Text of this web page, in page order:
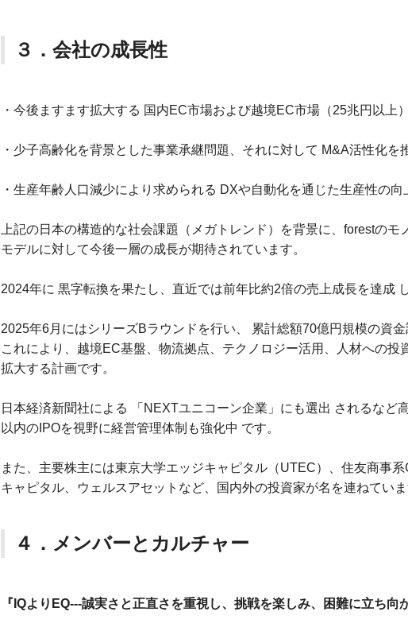
３．会社の成長性
・今後ますます拡大する 国内EC市場および越境EC市場（25兆円以上）
・少子高齢化を背景とした事業承継問題、それに対して M&A活性化を
・生産年齢人口減少により求められる DXや自動化を通じた生産性の向
上記の日本の構造的な社会課題（メガトレンド）を背景に、forestの
モデルに対して今後一層の成長が期待されています。
2024年に 黒字転換を果たし、直近では前年比約2倍の売上成長を達成
2025年6月にはシリーズBラウンドを行い、 累計総額70億円規模の資金
これにより、越境EC基盤、物流拠点、テクノロジー活用、人材への
拡大する計画です。
日本経済新聞社による 「NEXTユニコーン企業」にも選出 されるなど
以内のIPOを視野に経営管理体制も強化中 です。
また、主要株主には東京大学エッジキャピタル（UTEC）、住友商事
キャピタル、ウェルスアセットなど、国内外の投資家が名を連ねていま
４．メンバーとカルチャー
『IQよりEQ---誠実さと正直さを重視し、挑戦を楽しみ、困難に立ち向